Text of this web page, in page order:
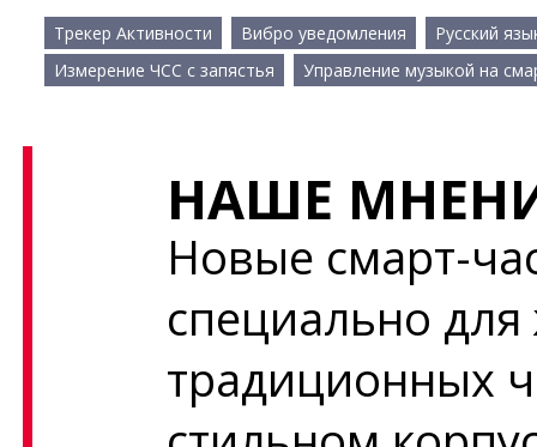
Трекер Активности Вибро уведомления
Русский
Измерение ЧСС с запястья
Управление музыкой на
НАШЕ
Новые смарт-
специально
традиционных